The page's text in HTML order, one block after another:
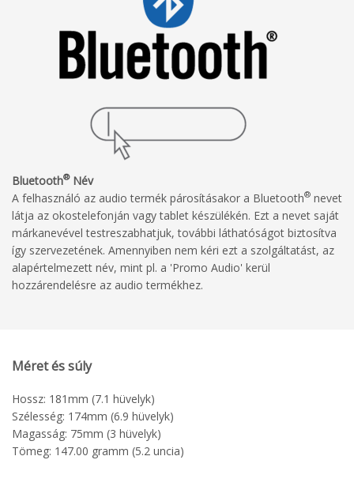
Bluetooth®Név
A felhasználó az audio termék párosításakor a Bluetooth® nevet
látja az okostelefonján vagy tablet készülékén. Ezt a nevet saját
márkanevével testreszabhatjuk, további láthatóságot biztosítva
így szervezetének. Amennyiben nem kéri ezt a szolgáltatást, az
alapértelmezett név, mint pl. a 'Promo Audio' kerül
hozzárendelésre az audio termékhez.
Méret és súly
Hossz: 181mm (7.1 hüvelyk)
Szélesség: 174mm (6.9 hüvelyk)
Magasság: 75mm (3 hüvelyk)
Tömeg: 147.00 gramm (5.2 uncia)